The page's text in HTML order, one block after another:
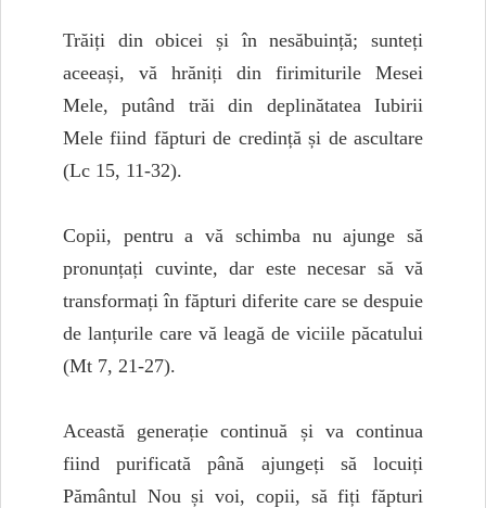
Trăiți din obicei și în nesăbuință; sunteți
aceeași, vă hrăniți din firimiturile Mesei
Mele, putând trăi din deplinătatea Iubirii
Mele fiind făpturi de credință și de ascultare
(Lc 15, 11-32).
Copii, pentru a vă schimba nu ajunge să
pronunțați cuvinte, dar este necesar să vă
transformați în făpturi diferite care se despuie
de lanțurile care vă leagă de viciile păcatului
(Mt 7, 21-27).
Această generație continuă și va continua
fiind purificată până ajungeți să locuiți
Pământul Nou și voi, copii, să fiți făpturi